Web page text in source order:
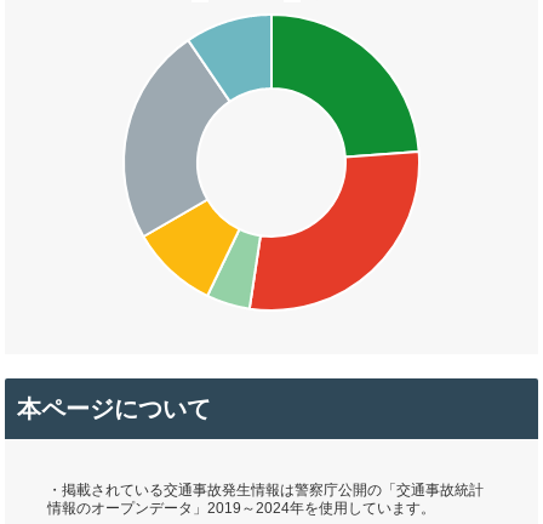
本ページについて
・掲載されている交通事故発生情報は警察庁公開の「交通事故統計
情報のオープンデータ」2019～2024年を使用しています。